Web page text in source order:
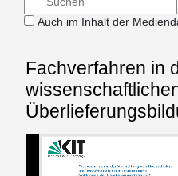
Auch im Inhalt der
Fachverfahren in